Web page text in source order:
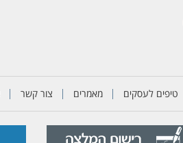
טיפים לעסקים מאמרים צור קשר